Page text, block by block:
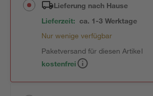
Lieferung nach Hause
Lieferzeit: ca. 1-3 Werktage
Nur wenige verfügbar
Paketversand für diesen Artikel
kostenfrei